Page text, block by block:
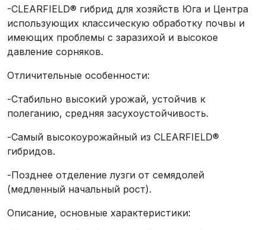
-CLEARFIELD® гибрид для хозяйств Юга и Центра
использующих классическую обработку почвы и
имеющих проблемы с заразихой и высокое
давление сорняков.
Отличительные особенности:
-Стабильно высокий урожай, устойчив к
полеганию, средняя засухоустойчивость.
-Самый высокоурожайный из CLEARFIELD®
гибридов.
-Позднее отделение лузги от семядолей
(медленный начальный рост).
Описание, основные характеристики: